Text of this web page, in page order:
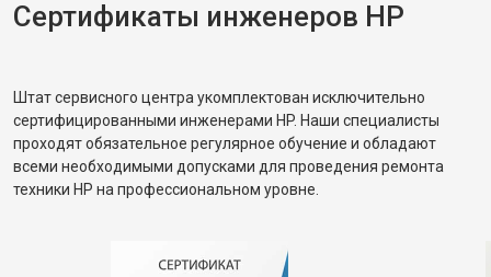
Сертификаты инженеров HP
Штат сервисного центра укомплектован исключительно
сертифицированными инженерами HP. Наши специалисты
проходят обязательное регулярное обучение и обладают
всеми необходимыми допусками для проведения ремонта
техники HP на профессиональном уровне.